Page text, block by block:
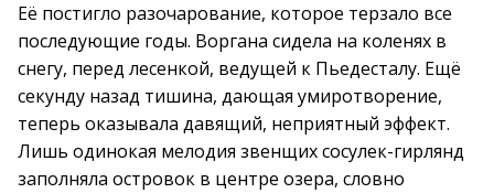
Её постигло разочарование, которое терзало все
последующие годы. Воргана сидела на коленях в
снегу, перед лесенкой, ведущей к Пьедесталу. Ещё
секунду назад тишина, дающая умиротворение,
теперь оказывала давящий, неприятный эффект.
Лишь одинокая мелодия звенщих сосулек-гирлянд
заполняла островок в центре озера, словно